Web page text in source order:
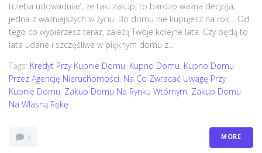
trzeba udowadniać, że taki zakup, to bardzo ważna decyzja,
jedna z ważniejszych w życiu. Bo domu nie kupujesz na rok… Od
tego co wybierzesz teraz, zależą Twoje kolejne lata. Czy będą to
lata udane i szczęśliwe w pięknym domu z...
Tags: Kredyt Przy Kupnie Domu, Kupno Domu, Kupno Domu
Przez Agencję Nieruchomości, Na Co Zwracać Uwagę Przy
Kupnie Domu, Zakup Domu Na Rynku Wtórnym, Zakup Domu
Na Własną Rękę
2 MORE